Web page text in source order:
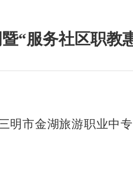
“服务社区职教
市金湖旅游职业中